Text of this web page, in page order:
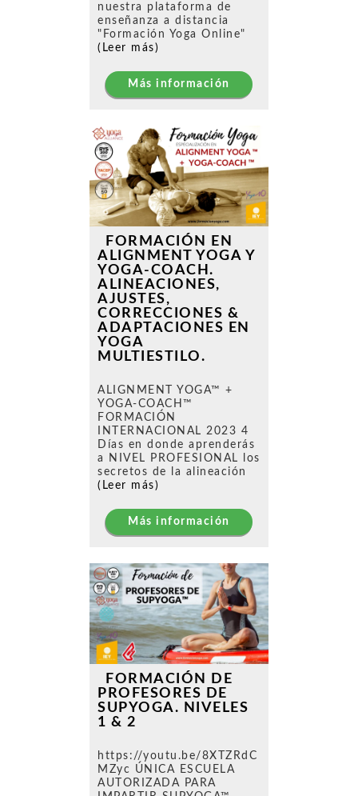
nuestra plataforma de
enseñanza a distancia
"Formación Yoga Online"
(Leer más)
Más información
FORMACIÓN EN
ALIGNMENT YOGA Y
YOGA-COACH.
ALINEACIONES,
AJUSTES,
CORRECCIONES &
ADAPTACIONES EN
YOGA
MULTIESTILO.
ALIGNMENT YOGA™ +
YOGA-COACH™
FORMACIÓN
INTERNACIONAL 2023 4
Días en donde aprenderás
a NIVEL PROFESIONAL los
secretos de la alineación
(Leer más)
Más información
FORMACIÓN DE
PROFESORES DE
SUPYOGA. NIVELES
1 & 2
https://youtu.be/8XTZRdC
MZyc ÚNICA ESCUELA
AUTORIZADA PARA